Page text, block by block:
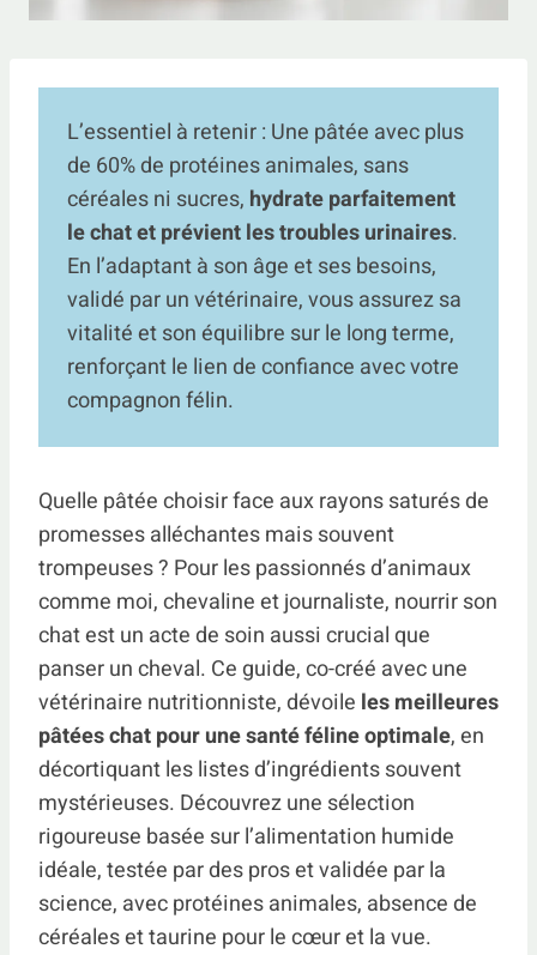
L’essentiel à retenir : Une pâtée avec plus
de 60% de protéines animales, sans
céréales ni sucres, hydrate parfaitement
le chat et prévient les troubles urinaires.
En l’adaptant à son âge et ses besoins,
validé par un vétérinaire, vous assurez sa
vitalité et son équilibre sur le long terme,
renforçant le lien de confiance avec votre
compagnon félin.
Quelle pâtée choisir face aux rayons saturés de
promesses alléchantes mais souvent
trompeuses ? Pour les passionnés d’animaux
comme moi, chevaline et journaliste, nourrir son
chat est un acte de soin aussi crucial que
panser un cheval. Ce guide, co-créé avec une
vétérinaire nutritionniste, dévoile les meilleures
pâtées chat pour une santé féline optimale, en
décortiquant les listes d’ingrédients souvent
mystérieuses. Découvrez une sélection
rigoureuse basée sur l’alimentation humide
idéale, testée par des pros et validée par la
science, avec protéines animales, absence de
céréales et taurine pour le cœur et la vue.